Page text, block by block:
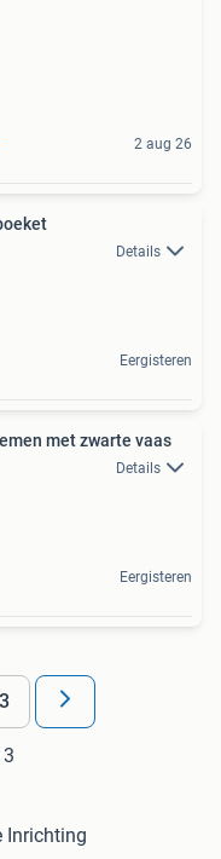
2 aug 26
Details
Eergisteren
met zwarte vaas
Details
Eergisteren
3
Inrichting